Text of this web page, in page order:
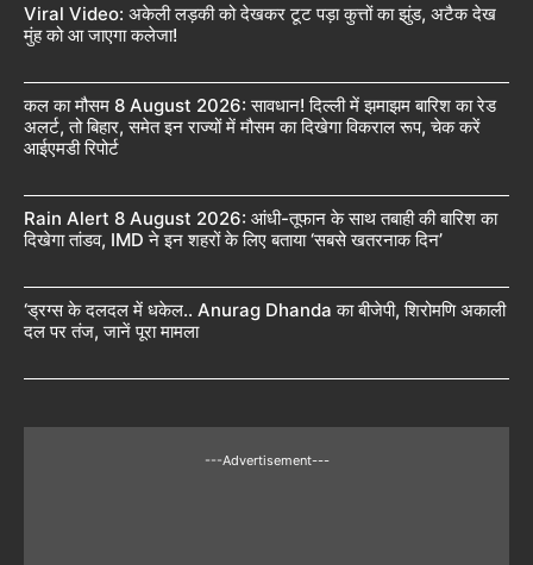
Viral Video: अकेली लड़की को देखकर टूट पड़ा कुत्तों का झुंड, अटैक देख
मुंह को आ जाएगा कलेजा!
कल का मौसम 8 August 2026: सावधान! दिल्ली में झमाझम बारिश का रेड
अलर्ट, तो बिहार, समेत इन राज्यों में मौसम का दिखेगा विकराल रूप, चेक करें
आईएमडी रिपोर्ट
Rain Alert 8 August 2026: आंधी-तूफान के साथ तबाही की बारिश का
दिखेगा तांडव, IMD ने इन शहरों के लिए बताया ‘सबसे खतरनाक दिन’
‘ड्रग्स के दलदल में धकेल.. Anurag Dhanda का बीजेपी, शिरोमणि अकाली
दल पर तंज, जानें पूरा मामला
---Advertisement---